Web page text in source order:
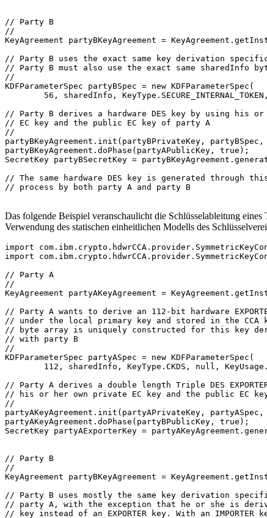
// Party B
//
KeyAgreement partyBKeyAgreement =
// Party B uses the exact same key derivation
// Party B must also use the exact same sharedInfo
//
KDFParameterSpec partyBSpec = new KDFParameterSpec(
56, sharedInfo,
// Party B derives a hardware DES key by using his
// EC key and the public EC key of party A
//
partyBKeyAgreement.init(partyBPrivateKey,
partyBKeyAgreement.doPhase(partyAPublicKey, true);
SecretKey partyBSecretKey =
// The same hardware DES key is generated through
// process by both party A and party B
Das folgende Beispiel veranschaulicht die Schlüsselableitung
Verwendung des statischen einheitlichen Modells des
import
import
// Party A
//
KeyAgreement partyAKeyAgreement =
// Party A wants to derive an 112-bit hardware
// under the local primary key and stored in the CCA
// byte array is uniquely constructed for this key
// with party B
//
KDFParameterSpec partyASpec = new KDFParameterSpec(
112, sharedInfo, KeyType.CKDS, null,
// Party A derives a double length Triple DES
// his or her own private EC key and the public EC
//
partyAKeyAgreement.init(partyAPrivateKey,
partyAKeyAgreement.doPhase(partyBPublicKey, true);
SecretKey partyAExporterKey =
// Party B
//
KeyAgreement partyBKeyAgreement =
// Party B uses mostly the same key derivation
// party A, with the exception that he or she is
// key instead of an EXPORTER key. With an